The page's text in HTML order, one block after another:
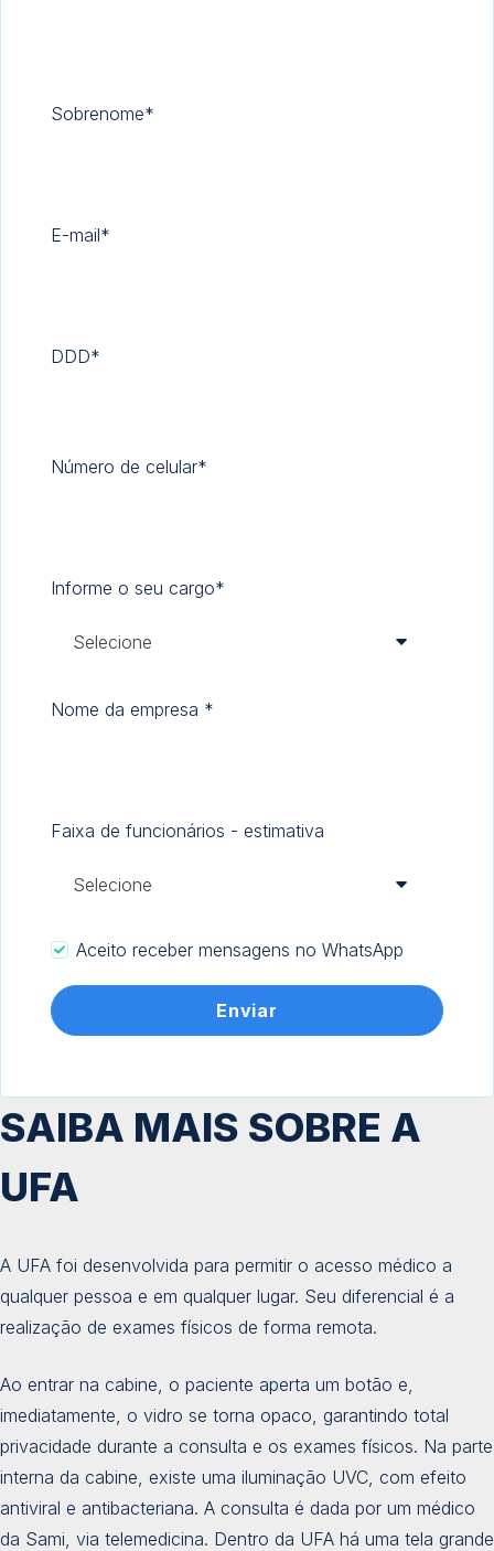
Sobrenome*
E-mail*
DDD*
Número de celular*
Informe o seu cargo*
Nome da empresa *
Faixa de funcionários - estimativa
Aceito receber mensagens no WhatsApp
SAIBA MAIS SOBRE A
UFA
A UFA foi desenvolvida para permitir o acesso médico a
qualquer pessoa e em qualquer lugar. Seu diferencial é a
realização de exames físicos de forma remota.
Ao entrar na cabine, o paciente aperta um botão e,
imediatamente, o vidro se torna opaco, garantindo total
privacidade durante a consulta e os exames físicos. Na parte
interna da cabine, existe uma iluminação UVC, com efeito
antiviral e antibacteriana. A consulta é dada por um médico
da Sami, via telemedicina. Dentro da UFA há uma tela grande